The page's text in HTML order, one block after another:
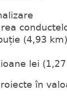
(4,93
lei
în